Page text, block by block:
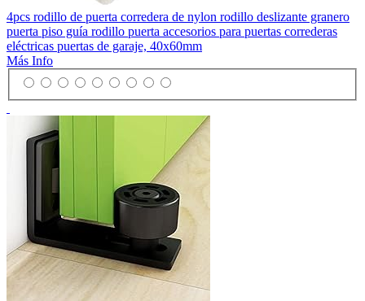
4pcs rodillo de puerta corredera de nylon rodillo deslizante granero
puerta piso guía rodillo puerta accesorios para puertas correderas
eléctricas puertas de garaje, 40x60mm
Más Info